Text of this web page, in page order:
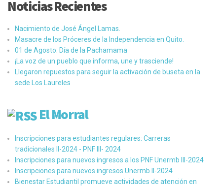
Noticias Recientes
Nacimiento de José Ángel Lamas.
Masacre de los Próceres de la Independencia en Quito.
01 de Agosto: Día de la Pachamama
¡La voz de un pueblo que informa, une y trasciende!
Llegaron repuestos para seguir la activación de buseta en la
sede Los Laureles
El Morral
Inscripciones para estudiantes regulares: Carreras
tradicionales II-2024 - PNF III- 2024
Inscripciones para nuevos ingresos a los PNF Unermb III-2024
Inscripciones para nuevos ingresos Unermb II-2024
Bienestar Estudiantil promueve actividades de atención en